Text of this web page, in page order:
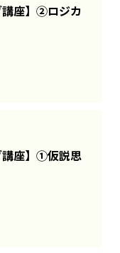
講座】②ロジカ
講座】①仮説思